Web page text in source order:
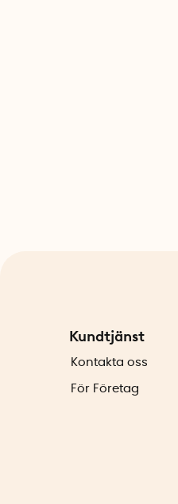
Kundtjänst
Kontakta oss
För Företag